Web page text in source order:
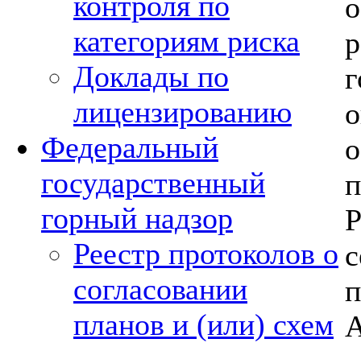
категориям риска
Доклады по
лицензированию
Федеральный
государственный
горный надзор
Реестр протоколов о
согласовании
планов и (или) схем